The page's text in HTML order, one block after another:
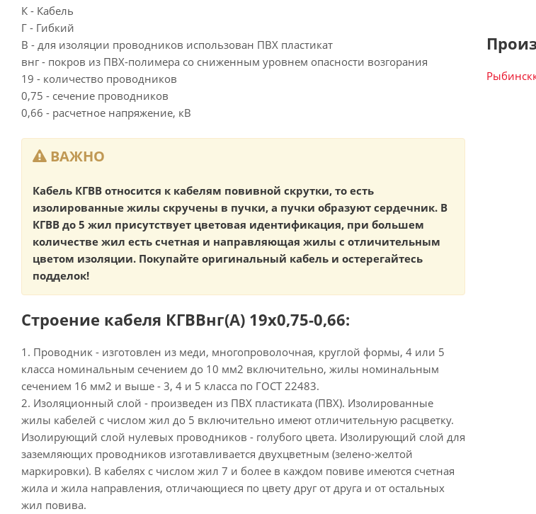
К - Кабель
Г - Гибкий
В - для изоляции проводников использован ПВХ пластикат
внг - покров из ПВХ-полимера со сниженным уровнем опасности возгорания
19 - количество проводников
0,75 - сечение проводников
0,66 - расчетное напряжение, кВ
ВАЖНО
Кабель КГВВ относится к кабелям повивной скрутки, то есть
изолированные жилы скручены в пучки, а пучки образуют сердечник. В
КГВВ до 5 жил присутствует цветовая идентификация, при большем
количестве жил есть счетная и направляющая жилы с отличительным
цветом изоляции. Покупайте оригинальный кабель и остерегайтесь
подделок!
Строение кабеля КГВВнг(А) 19х0,75-0,66:
1. Проводник - изготовлен из меди, многопроволочная, круглой формы, 4 или 5
класса номинальным сечением до 10 мм2 включительно, жилы номинальным
сечением 16 мм2 и выше - 3, 4 и 5 класса по ГОСТ 22483.
2. Изоляционный слой - произведен из ПВХ пластиката (ПВХ). Изолированные
жилы кабелей с числом жил до 5 включительно имеют отличительную расцветку.
Изолирующий слой нулевых проводников - голубого цвета. Изолирующий слой для
заземляющих проводников изготавливается двухцветным (зелено-желтой
маркировки). В кабелях с числом жил 7 и более в каждом повиве имеются счетная
жила и жила направления, отличающиеся по цвету друг от друга и от остальных
жил повива.